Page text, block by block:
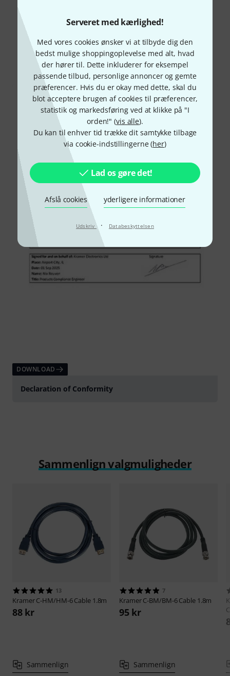
Serveret med kærlighed!
Med vores cookies ønsker vi at tilbyde dig den
bedst mulige shoppingoplevelse med alt, hvad
der hører til. Dette inkluderer for eksempel
passende tilbud, personlige annoncer og gemte
præferencer. Hvis du er okay med dette, skal du
blot acceptere brugen af cookies til præferencer,
statistik og markedsføring ved at klikke på "I
orden!" (vis alle).
Du kan til enhver tid trække dit samtykke tilbage
via cookie-indstillingerne (her)
Lad os gøre det!
Afslå cookies yderligere informationer
Udskriv · Databeskyttelsen
Alle Downloads
DOWNLOAD
Declaration of Conformity
Sammenlign valgmuligheder
13
KramerC-HM/HM-6 Cable 1.8m
88 kr
Sammenlign
7
KramerC-BM/BM-6 Cable 1.8m
95 kr
Sammenlign